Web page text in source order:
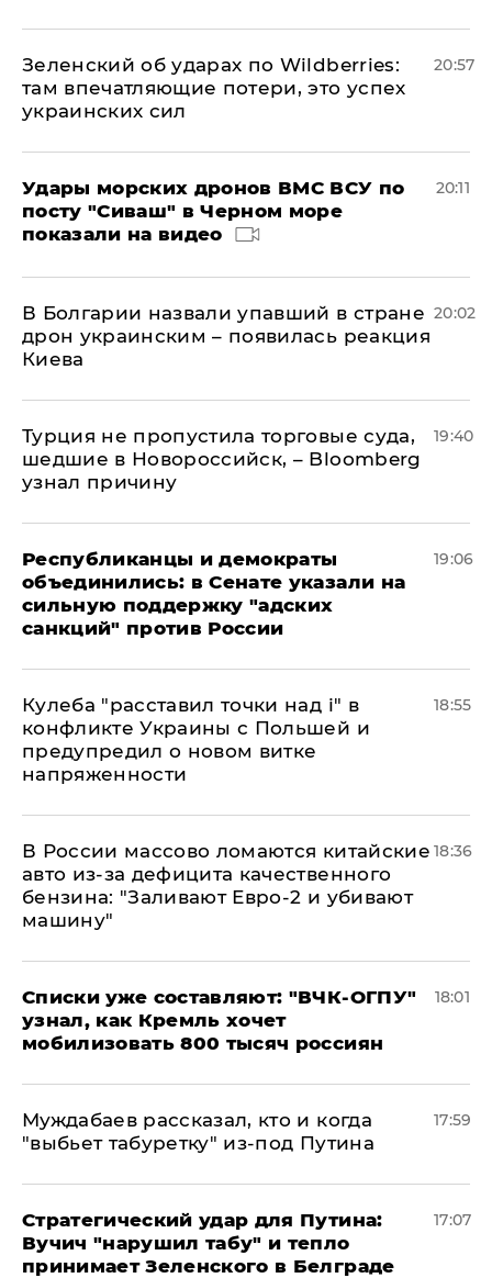
Зеленский об ударах по Wildberries:
там впечатляющие потери, это успех
украинских сил
20:57
Удары морских дронов ВМС ВСУ по
посту "Сиваш" в Черном море
показали на видео
20:11
В Болгарии назвали упавший в стране
дрон украинским – появилась реакция
Киева
20:02
Турция не пропустила торговые суда,
шедшие в Новороссийск, – Bloomberg
узнал причину
19:40
Республиканцы и демократы
объединились: в Сенате указали на
сильную поддержку "адских
санкций" против России
19:06
Кулеба "расставил точки над і" в
конфликте Украины с Польшей и
предупредил о новом витке
напряженности
18:55
В России массово ломаются китайские
авто из-за дефицита качественного
бензина: "Заливают Евро-2 и убивают
машину"
18:36
Списки уже составляют: "ВЧК-ОГПУ"
узнал, как Кремль хочет
мобилизовать 800 тысяч россиян
18:01
Муждабаев рассказал, кто и когда
"выбьет табуретку" из-под Путина
17:59
Стратегический удар для Путина:
Вучич "нарушил табу" и тепло
принимает Зеленского в Белграде
17:07